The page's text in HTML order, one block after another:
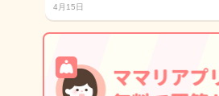
4月15日